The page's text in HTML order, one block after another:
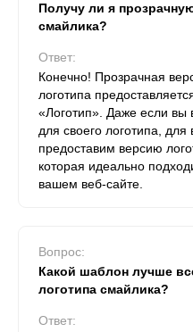
Получу ли я
смайлика?
Ответ:
Конечно! Прозрачная
логотипа
«Логотип». Даже если
для своего логотипа,
предоставим версию
которая идеально
вашем веб-сайте.
Вопрос:
Какой шаблон лучше
логотипа смайлика?
Ответ: